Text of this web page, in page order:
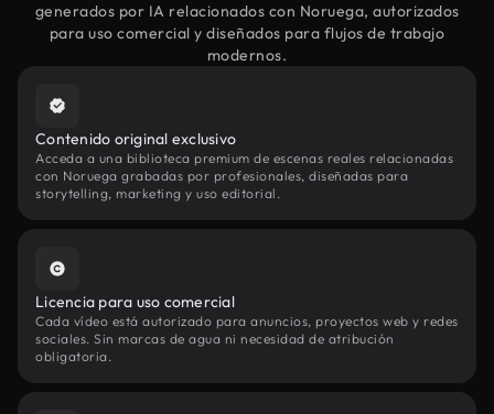
generados por IA relacionados con Noruega, autorizados
para uso comercial y diseñados para flujos de trabajo
modernos.
Contenido original exclusivo
Acceda a una biblioteca premium de escenas reales relacionadas
con Noruega grabadas por profesionales, diseñadas para
storytelling, marketing y uso editorial.
Licencia para uso comercial
Cada vídeo está autorizado para anuncios, proyectos web y redes
sociales. Sin marcas de agua ni necesidad de atribución
obligatoria.